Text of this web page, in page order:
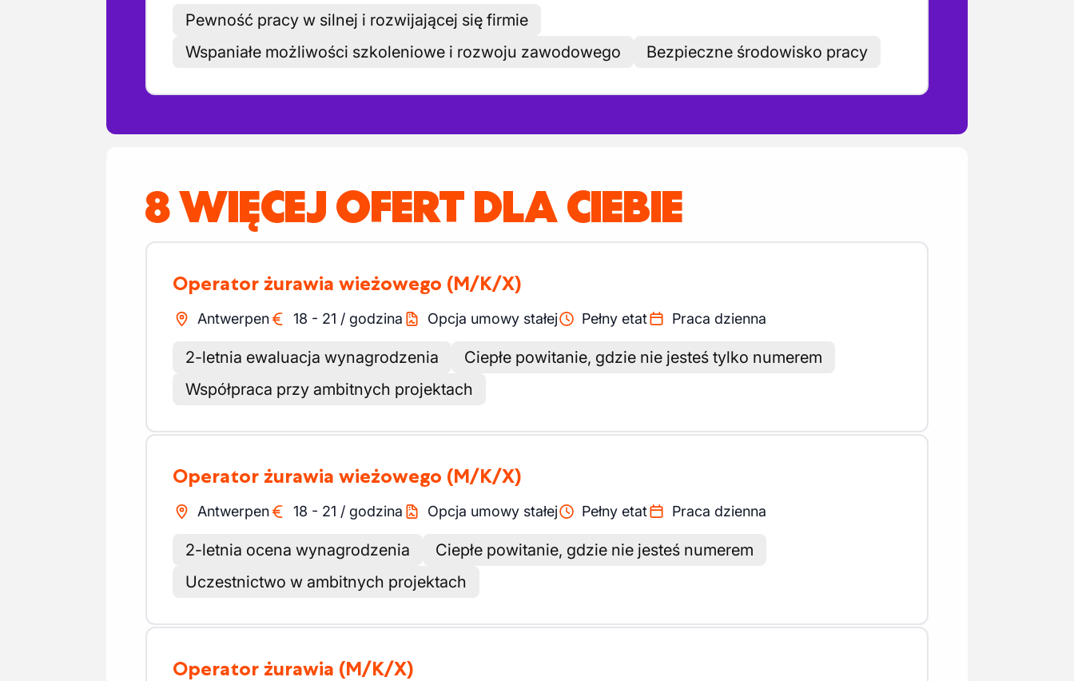
Pewność pracy w silnej i rozwijającej się firmie
Wspaniałe możliwości szkoleniowe i rozwoju zawodowego
Bezpieczne środowisko pracy
8 WIĘCEJ OFERT DLA CIEBIE
Operator żurawia wieżowego (M/K/X)
Antwerpen 18 - 21 / godzina Opcja umowy stałej Pełny etat Praca dzienna
2-letnia ewaluacja wynagrodzenia
Ciepłe powitanie, gdzie nie jesteś tylko numerem
Współpraca przy ambitnych projektach
Operator żurawia wieżowego (M/K/X)
Antwerpen 18 - 21 / godzina Opcja umowy stałej Pełny etat Praca dzienna
2-letnia ocena wynagrodzenia
Ciepłe powitanie, gdzie nie jesteś numerem
Uczestnictwo w ambitnych projektach
Operator żurawia (M/K/X)